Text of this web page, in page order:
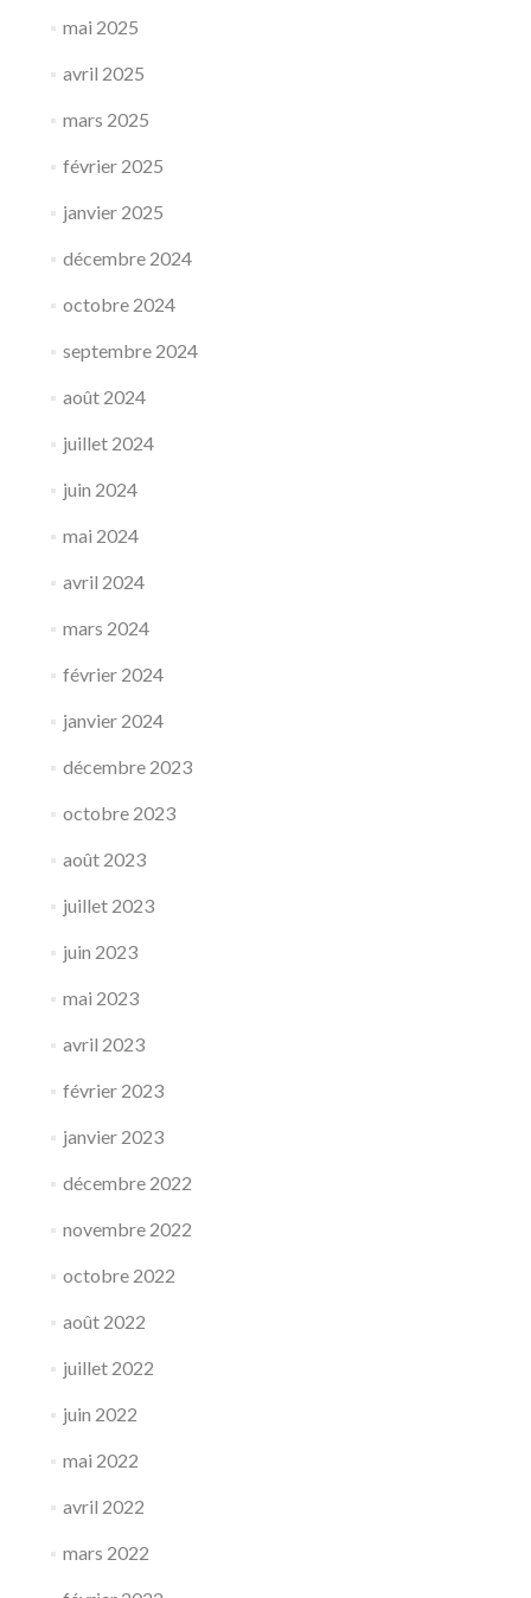
mai 2025
avril 2025
mars 2025
février 2025
janvier 2025
décembre 2024
octobre 2024
septembre 2024
août 2024
juillet 2024
juin 2024
mai 2024
avril 2024
mars 2024
février 2024
janvier 2024
décembre 2023
octobre 2023
août 2023
juillet 2023
juin 2023
mai 2023
avril 2023
février 2023
janvier 2023
décembre 2022
novembre 2022
octobre 2022
août 2022
juillet 2022
juin 2022
mai 2022
avril 2022
mars 2022